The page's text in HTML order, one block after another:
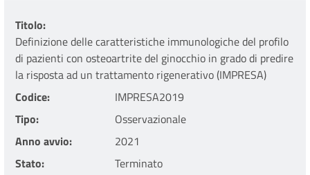
Titolo
Definizione delle caratteristiche immunologiche del profilo
di pazienti con osteoartrite del ginocchio in grado di predire
la risposta ad un trattamento rigenerativo (IMPRESA)
Codice
IMPRESA2019
Tipo
Osservazionale
Anno avvio
2021
Stato
Terminato